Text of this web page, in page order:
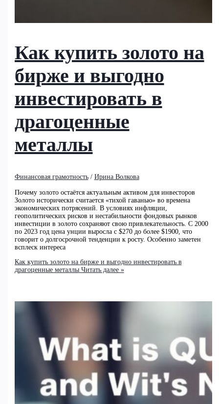
Как купить золото на
бирже и выгодно
инвестировать в
драгоценные
металлы
Финансовая грамотность/ Ирина Волкова
Почему золото остаётся актуальным активом для инвесторов
Золото исторически считается «тихой гаванью» во времена
экономических потрясений. В условиях инфляции,
геополитических рисков и нестабильности фондовых рынков
инвестиции в золото сохраняют свою привлекательность. С 2000
по 2023 год цена унции выросла с $270 до более $1900, что
говорит о долгосрочной тенденции к росту. Особенно заметен
всплеск интереса
Как купить золото на бирже и выгодно инвестировать в
драгоценные металлыЧитать далее »